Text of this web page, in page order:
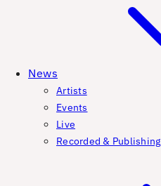
News
Artists
Events
Live
Recorded & Publishing